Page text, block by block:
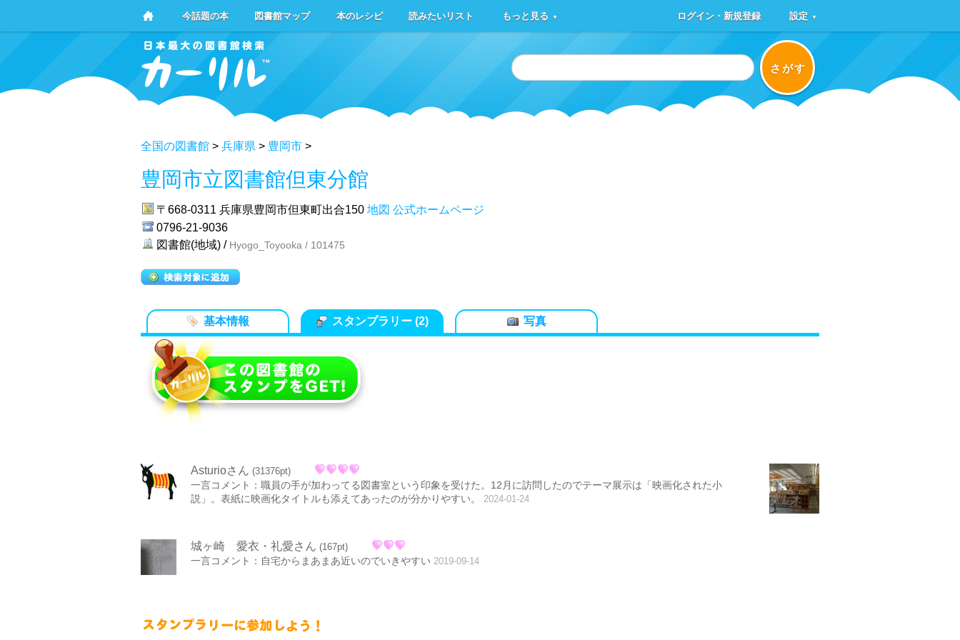
今話題の本 図書館マップ 本のレシピ 読みたいリスト もっと見る ▼ ログイン・新規登録 設定 ▼
さがす
全国の図書館 > 兵庫県 > 豊岡市 >
豊岡市立図書館但東分館
〒668-0311 兵庫県豊岡市但東町出合150 地図 公式ホームページ
0796-21-9036
図書館(地域) / Hyogo_Toyooka / 101475
基本情報 スタンプラリー (2) 写真
Asturioさん (31376pt)
一言コメント：職員の手が加わってる図書室という印象を受けた。12月に訪問したのでテーマ展示は「映画化された小
説」。表紙に映画化タイトルも添えてあったのが分かりやすい。
2024-01-24
城ヶ崎 愛衣・礼愛さん (167pt)
一言コメント：自宅からまあまあ近いのでいきやすい 2019-09-14